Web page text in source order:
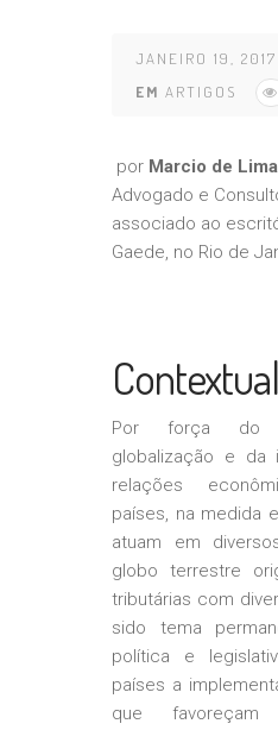
JANEIRO 19, 2017
EM ARTIGOS
por Marcio de
Advogado e
associado ao
Gaede, no Rio de
Por força do
globalização e da
relações
países, na medida
atuam em
globo terrestre
tributárias com
sido tema
política e
países a
que